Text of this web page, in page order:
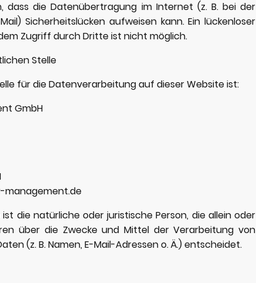
dass die Datenübertragung im Internet (z. B. bei der
Sicherheitslücken aufweisen kann. Ein lückenloser
Zugriff durch Dritte ist nicht möglich.
Stelle
für die Datenverarbeitung auf dieser Website ist:
GmbH
management.de
die natürliche oder juristische Person, die allein oder
über die Zwecke und Mittel der Verarbeitung von
(z. B. Namen, E-Mail-Adressen o. Ä.) entscheidet.